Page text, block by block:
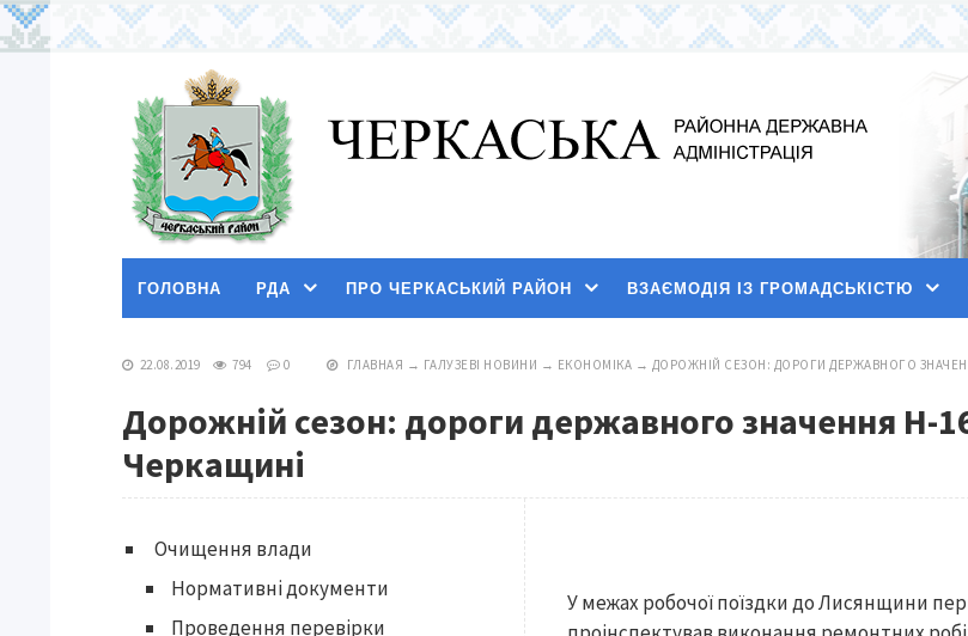
ГОЛОВНА РДА ПРО ЧЕРКАСЬКИЙ РАЙОН ВЗАЄМОДІЯ ІЗ ГРОМАДСЬКІСТЮ
22.08.2019 794 0 ГЛАВНАЯ → ГАЛУЗЕВІ НОВИНИ → ЕКОНОМІКА → ДОРОЖНІЙ СЕЗОН: ДОРОГИ ДЕРЖАВНОГО
Дорожній сезон: дороги державного значення Н-
Черкащині
У межах робочої поїздки до Лисянщини
Очищення влади
Нормативні документи
Проведення перевірки